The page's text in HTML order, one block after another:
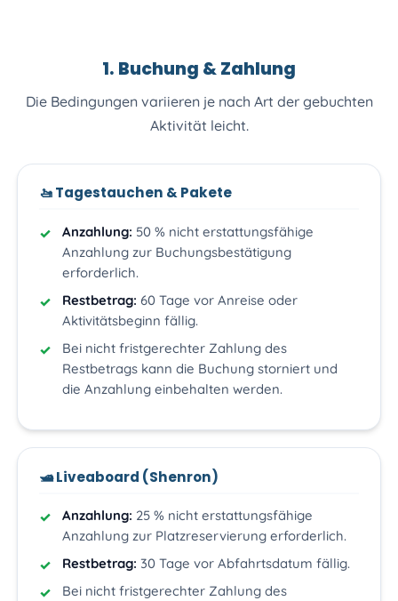
1. Buchung & Zahlung
Die Bedingungen variieren je nach Art der gebuchten
Aktivität leicht.
🚤 Tagestauchen & Pakete
Anzahlung: 50 % nicht erstattungsfähige
Anzahlung zur Buchungsbestätigung
erforderlich.
Restbetrag: 60 Tage vor Anreise oder
Aktivitätsbeginn fällig.
Bei nicht fristgerechter Zahlung des
Restbetrags kann die Buchung storniert und
die Anzahlung einbehalten werden.
🛥️ Liveaboard (Shenron)
Anzahlung: 25 % nicht erstattungsfähige
Anzahlung zur Platzreservierung erforderlich.
Restbetrag: 30 Tage vor Abfahrtsdatum fällig.
Bei nicht fristgerechter Zahlung des